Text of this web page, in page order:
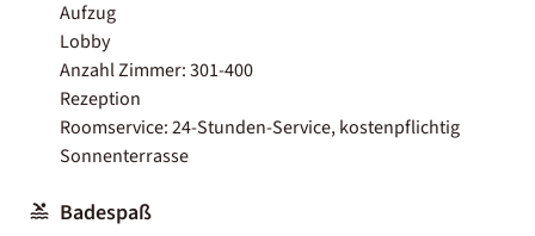
Aufzug
Lobby
Anzahl Zimmer: 301-400
Rezeption
Roomservice: 24-Stunden-Service, kostenpflichtig
Sonnenterrasse
Badespaß